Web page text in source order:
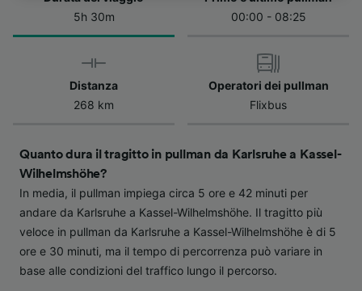
5h 30m
00:00 - 08:25
Distanza
268 km
Operatori dei pullman
Flixbus
Quanto dura il tragitto in pullman da Karlsruhe a Kassel-
Wilhelmshöhe?
In media, il pullman impiega circa 5 ore e 42 minuti per
andare da Karlsruhe a Kassel-Wilhelmshöhe. Il tragitto più
veloce in pullman da Karlsruhe a Kassel-Wilhelmshöhe è di 5
ore e 30 minuti, ma il tempo di percorrenza può variare in
base alle condizioni del traffico lungo il percorso.
verranno segnalate ai nostri partner e non
influenzeranno i dati sulla navigazione. I tuoi
dati non verranno usati a scopi di
tracciamento se non ci hai fornito il consenso
per farlo.
fornire:
Utilizzare dati di geolocalizzazione precisi.
Scansione attiva delle caratteristiche del
dispositivo ai fini dell’identificazione.
Archiviare informazioni su dispositivo e/o
accedervi. Pubblicità e contenuti
personalizzati, misurazione delle prestazioni
dei contenuti e degli annunci, ricerche sul
pubblico, sviluppo di servizi.